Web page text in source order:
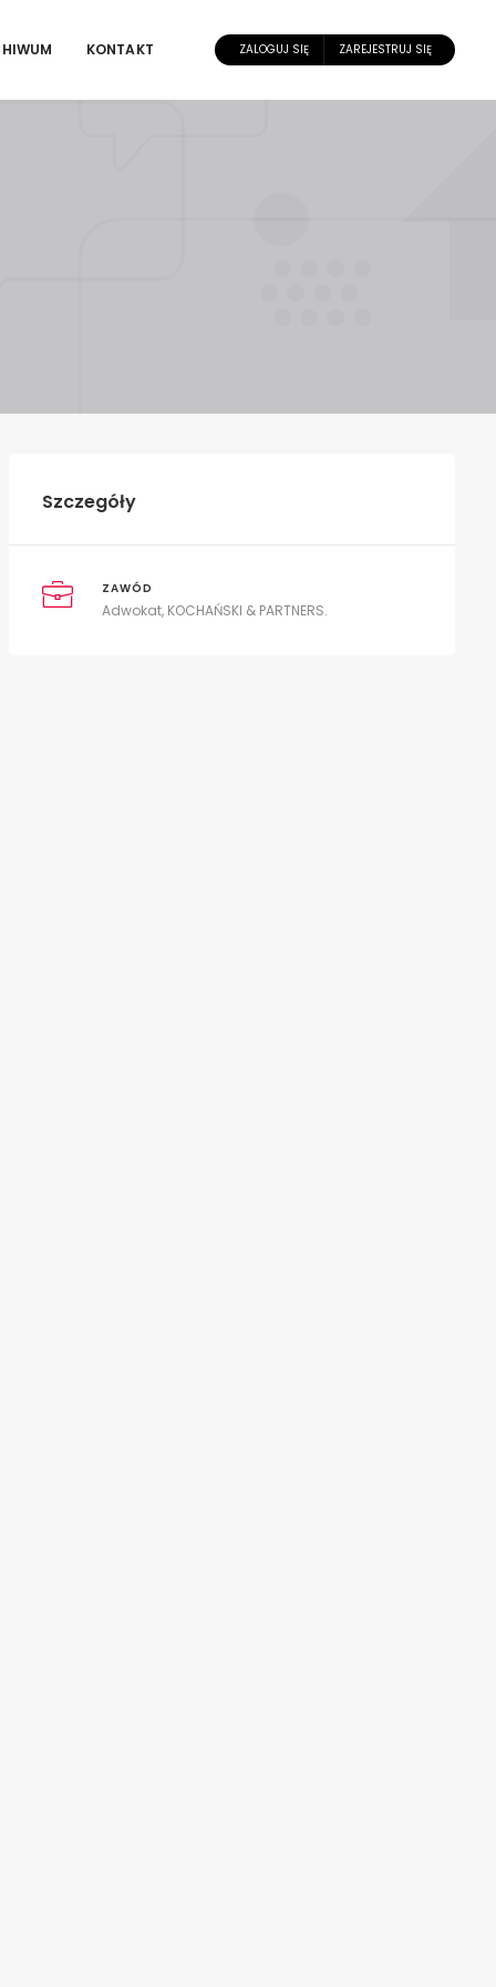
KONTAKT ZALOGUJ SIĘ ZAREJESTRUJ SIĘ
Szczegóły
ZAWÓD
Adwokat, KOCHAŃSKI & PARTNERS.